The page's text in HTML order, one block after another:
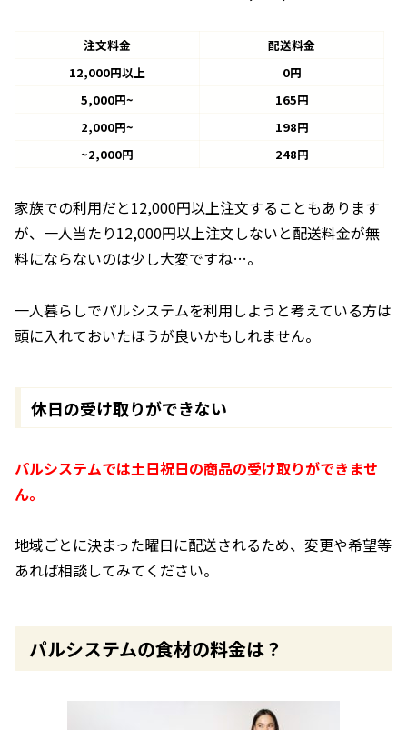
注文料金
配送料金
12,000円以上
0円
5,000円~
165円
2,000円~
198円
~2,000円
248円
家族での利用だと12,000円以上注文することもあります
が、一人当たり12,000円以上注文しないと配送料金が無
料にならないのは少し大変ですね…。
一人暮らしでパルシステムを利用しようと考えている方は
頭に入れておいたほうが良いかもしれません。
休日の受け取りができない
パルシステムでは土日祝日の商品の受け取りができませ
ん。
地域ごとに決まった曜日に配送されるため、変更や希望等
あれば相談してみてください。
パルシステムの食材の料金は？